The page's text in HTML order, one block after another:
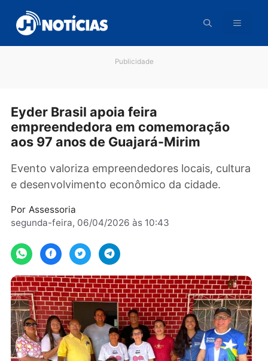
para
conteúdo
Eyder Brasil apoia feira
empreendedora em comemoração
Evento valoriza empreendedores locais,
e desenvolvimento econômico da cidade.
Por
segunda-feira, 06/04/2026 às 10:43